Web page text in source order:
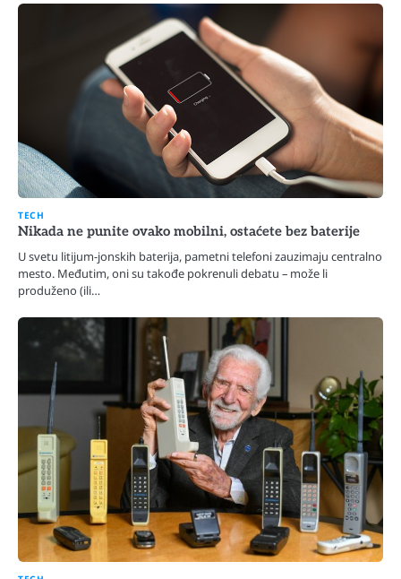
TECH
Nikada ne punite ovako mobilni, ostaćete bez baterije
U svetu litijum-jonskih baterija, pametni telefoni zauzimaju centralno
mesto. Međutim, oni su takođe pokrenuli debatu – može li
produženo (ili…